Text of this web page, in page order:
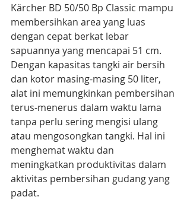
Kärcher BD 50/50 Bp Classic mampu
membersihkan area yang luas
dengan cepat berkat lebar
sapuannya yang mencapai 51 cm.
Dengan kapasitas tangki air bersih
dan kotor masing-masing 50 liter,
alat ini memungkinkan pembersihan
terus-menerus dalam waktu lama
tanpa perlu sering mengisi ulang
atau mengosongkan tangki. Hal ini
menghemat waktu dan
meningkatkan produktivitas dalam
aktivitas pembersihan gudang yang
padat.